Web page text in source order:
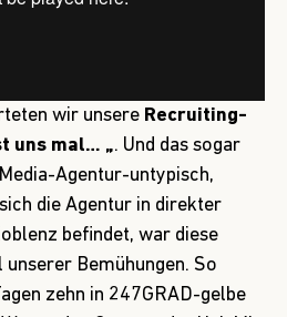
wir unsere Recruiting-
uns mal… „. Und das sogar
Agentur-untypisch,
die Agentur in direkter
befindet, war diese
Bemühungen. So
zehn in 247GRAD-gelbe